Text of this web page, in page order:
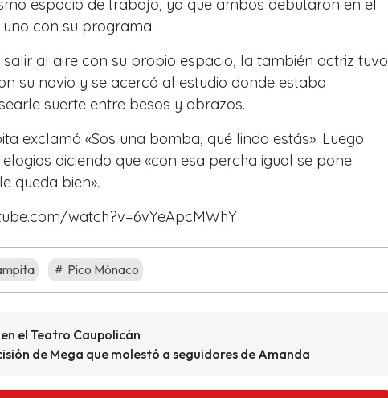
espacio de trabajo, ya que ambos debutaron en el
con su programa.
salir al aire con su propio espacio, la también actriz tuvo
su novio y se acercó al estudio donde estaba
suerte entre besos y abrazos.
exclamó «Sos una bomba, qué lindo estás». Luego
diciendo que «con esa percha igual se pone
queda bien».
watch?v=6vYeApcMWhY
Pico Mónaco
el Teatro Caupolicán
de Mega que molestó a seguidores de Amanda